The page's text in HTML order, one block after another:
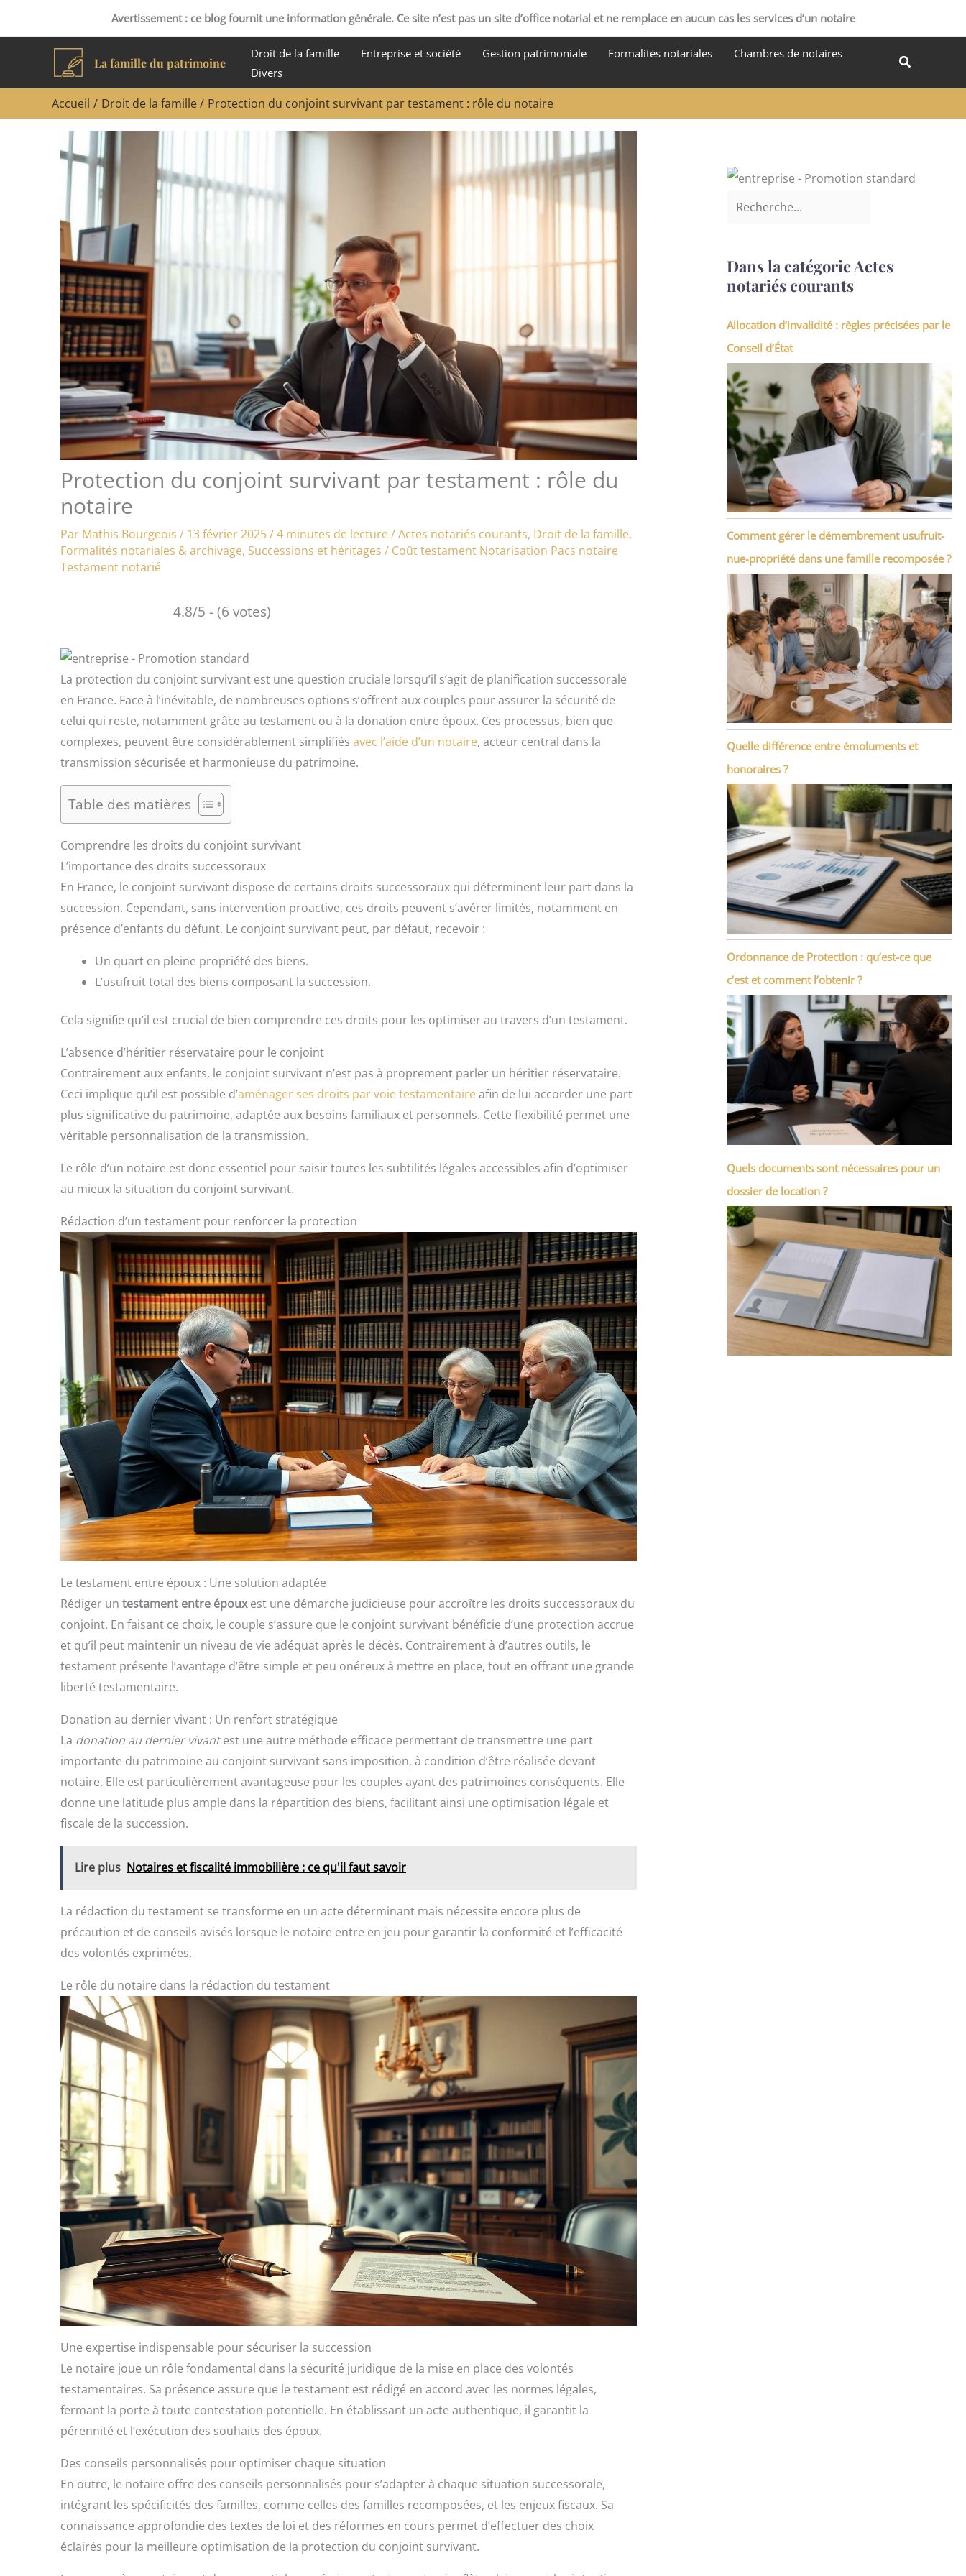
Avertissement : ce blog fournit une information générale. Ce site n’est pas un site d’office notarial et ne remplace en aucun cas les services d’un notaire
La famille du patrimoine
Droit de la famille Entreprise et société Gestion patrimoniale Formalités notariales
Chambres de notaires
Divers
Rechercher
Accueil Droit de la famille Protection du conjoint survivant par testament : rôle du notaire
Protection du conjoint survivant par testament : rôle du
notaire
Par Mathis Bourgeois / 13 février 2025/4 minutes de lecture/Actes notariés courants, Droit de la famille,
Formalités notariales & archivage, Successions et héritages / Coût testament Notarisation Pacs notaire
Testament notarié
4.8/5 - (6 votes)
La protection du conjoint survivant est une question cruciale lorsqu’il s’agit de planification successorale
en France. Face à l’inévitable, de nombreuses options s’offrent aux couples pour assurer la sécurité de
celui qui reste, notamment grâce au testament ou à la donation entre époux. Ces processus, bien que
complexes, peuvent être considérablement simplifiés avec l’aide d’un notaire, acteur central dans la
transmission sécurisée et harmonieuse du patrimoine.
Table des matières
Comprendre les droits du conjoint survivant
L’importance des droits successoraux
En France, le conjoint survivant dispose de certains droits successoraux qui déterminent leur part dans la
succession. Cependant, sans intervention proactive, ces droits peuvent s’avérer limités, notamment en
présence d’enfants du défunt. Le conjoint survivant peut, par défaut, recevoir :
Un quart en pleine propriété des biens.
L’usufruit total des biens composant la succession.
Cela signifie qu’il est crucial de bien comprendre ces droits pour les optimiser au travers d’un testament.
L’absence d’héritier réservataire pour le conjoint
Contrairement aux enfants, le conjoint survivant n’est pas à proprement parler un héritier réservataire.
Ceci implique qu’il est possible d’aménager ses droits par voie testamentaireafin de lui accorder une part
plus significative du patrimoine, adaptée aux besoins familiaux et personnels. Cette flexibilité permet une
véritable personnalisation de la transmission.
Le rôle d’un notaire est donc essentiel pour saisir toutes les subtilités légales accessibles afin d’optimiser
au mieux la situation du conjoint survivant.
Rédaction d’un testament pour renforcer la protection
Le testament entre époux : Une solution adaptée
Rédiger un testament entre épouxest une démarche judicieuse pour accroître les droits successoraux du
conjoint. En faisant ce choix, le couple s’assure que le conjoint survivant bénéficie d’une protection accrue
et qu’il peut maintenir un niveau de vie adéquat après le décès. Contrairement à d’autres outils, le
testament présente l’avantage d’être simple et peu onéreux à mettre en place, tout en offrant une grande
liberté testamentaire.
Donation au dernier vivant : Un renfort stratégique
La donation au dernier vivantest une autre méthode efficace permettant de transmettre une part
importante du patrimoine au conjoint survivant sans imposition, à condition d’être réalisée devant
notaire. Elle est particulièrement avantageuse pour les couples ayant des patrimoines conséquents. Elle
donne une latitude plus ample dans la répartition des biens, facilitant ainsi une optimisation légale et
fiscale de la succession.
Lire plus Notaires et fiscalité immobilière : ce qu'il faut savoir
La rédaction du testament se transforme en un acte déterminant mais nécessite encore plus de
précaution et de conseils avisés lorsque le notaire entre en jeu pour garantir la conformité et l’efficacité
des volontés exprimées.
Le rôle du notaire dans la rédaction du testament
Une expertise indispensable pour sécuriser la succession
Le notaire joue un rôle fondamental dans la sécurité juridique de la mise en place des volontés
testamentaires. Sa présence assure que le testament est rédigé en accord avec les normes légales,
fermant la porte à toute contestation potentielle. En établissant un acte authentique, il garantit la
pérennité et l’exécution des souhaits des époux.
Des conseils personnalisés pour optimiser chaque situation
En outre, le notaire offre des conseils personnalisés pour s’adapter à chaque situation successorale,
intégrant les spécificités des familles, comme celles des familles recomposées, et les enjeux fiscaux. Sa
connaissance approfondie des textes de loi et des réformes en cours permet d’effectuer des choix
éclairés pour la meilleure optimisation de la protection du conjoint survivant.
e
h
Dans la catégorie Actes
notariés courants
Allocation d’invalidité : règles précisées par le
Conseil d’État
Comment gérer le démembrement usufruit-
nue-propriété dans une famille recomposée ?
Quelle différence entre émoluments et
honoraires ?
Ordonnance de Protection : qu’est-ce que
c’est et comment l’obtenir ?
Quels documents sont nécessaires pour un
dossier de location ?